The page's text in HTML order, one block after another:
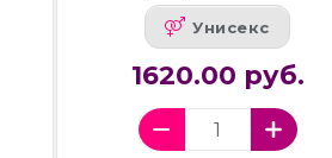
Унисекс
1620.00 руб.